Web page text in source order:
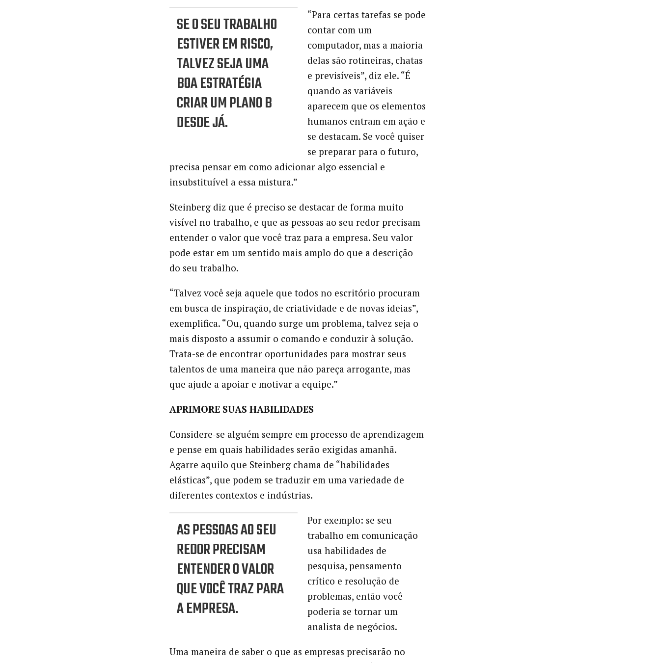
SE O SEU TRABALHO
ESTIVER EM RISCO,
TALVEZ SEJA UMA
BOA ESTRATÉGIA
CRIAR UM PLANO B
DESDE JÁ.
“Para certas tarefas se pode
contar com um
computador, mas a maioria
delas são rotineiras, chatas
e previsíveis”, diz ele. “É
quando as variáveis ​​
aparecem que os elementos
humanos entram em ação e
se destacam. Se você quiser
se preparar para o futuro,
precisa pensar em como adicionar algo essencial e
insubstituível a essa mistura.”
Steinberg diz que é preciso se destacar de forma muito
visível no trabalho, e que as pessoas ao seu redor precisam
entender o valor que você traz para a empresa. Seu valor
pode estar em um sentido mais amplo do que a descrição
do seu trabalho.
“Talvez você seja aquele que todos no escritório procuram
em busca de inspiração, de criatividade e de novas ideias”,
exemplifica. “Ou, quando surge um problema, talvez seja o
mais disposto a assumir o comando e conduzir à solução.
Trata-se de encontrar oportunidades para mostrar seus
talentos de uma maneira que não pareça arrogante, mas
que ajude a apoiar e motivar a equipe.”
APRIMORE SUAS HABILIDADES
Considere-se alguém sempre em processo de aprendizagem
e pense em quais habilidades serão exigidas amanhã.
Agarre aquilo que Steinberg chama de “habilidades
elásticas”, que podem se traduzir em uma variedade de
diferentes contextos e indústrias.
AS PESSOAS AO SEU
REDOR PRECISAM
ENTENDER O VALOR
QUE VOCÊ TRAZ PARA
A EMPRESA.
Por exemplo: se seu
trabalho em comunicação
usa habilidades de
pesquisa, pensamento
crítico e resolução de
problemas, então você
poderia se tornar um
analista de negócios.
Uma maneira de saber o que as empresas precisarão no